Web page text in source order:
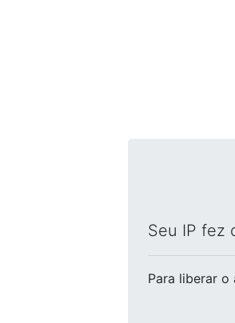
Seu IP fez
Para liberar o